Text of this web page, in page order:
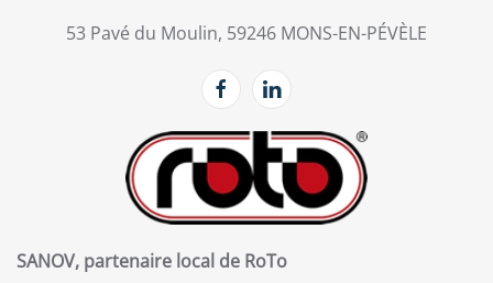
53 Pavé du Moulin, 59246 MONS-EN-PÉVÈLE
SANOV, partenaire local de RoTo